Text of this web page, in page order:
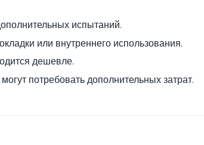
испытаний.
или внутреннего использования.
дешевле.
потребовать дополнительных затрат.